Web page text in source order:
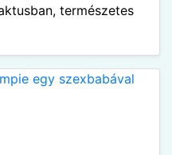
természetes